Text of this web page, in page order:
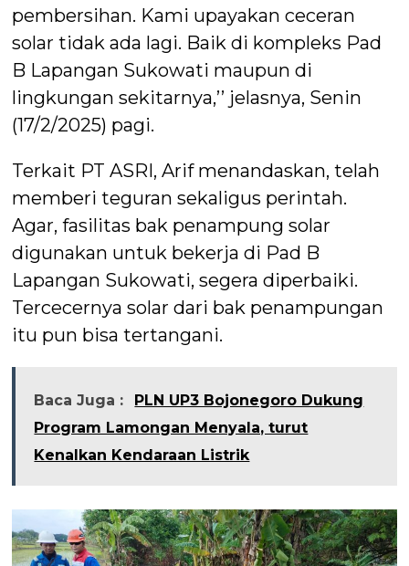
pembersihan. Kami upayakan ceceran
solar tidak ada lagi. Baik di kompleks Pad
B Lapangan Sukowati maupun di
lingkungan sekitarnya,’’ jelasnya, Senin
(17/2/2025) pagi.
Terkait PT ASRI, Arif menandaskan, telah
memberi teguran sekaligus perintah.
Agar, fasilitas bak penampung solar
digunakan untuk bekerja di Pad B
Lapangan Sukowati, segera diperbaiki.
Tercecernya solar dari bak penampungan
itu pun bisa tertangani.
Baca Juga :
PLN UP3 Bojonegoro Dukung
Program Lamongan Menyala, turut
Kenalkan Kendaraan Listrik